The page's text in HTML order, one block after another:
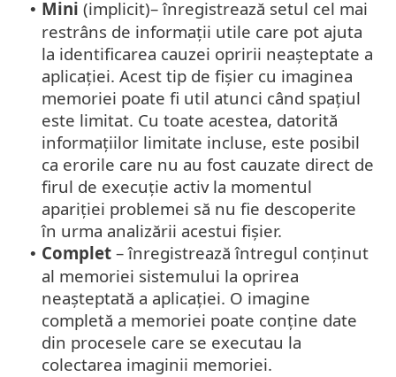
• Mini (implicit)– înregistrează setul cel mai
restrâns de informații utile care pot ajuta
la identificarea cauzei opririi neașteptate a
aplicației. Acest tip de fișier cu imaginea
memoriei poate fi util atunci când spațiul
este limitat. Cu toate acestea, datorită
informațiilor limitate incluse, este posibil
ca erorile care nu au fost cauzate direct de
firul de execuție activ la momentul
apariției problemei să nu fie descoperite
în urma analizării acestui fișier.
• Complet – înregistrează întregul conținut
al memoriei sistemului la oprirea
neașteptată a aplicației. O imagine
completă a memoriei poate conține date
din procesele care se executau la
colectarea imaginii memoriei.